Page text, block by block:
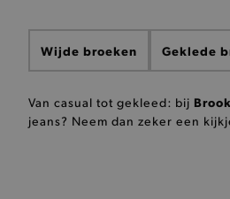
Wijde broeken Geklede
Van casual tot gekleed: bij
jeans? Neem dan zeker een